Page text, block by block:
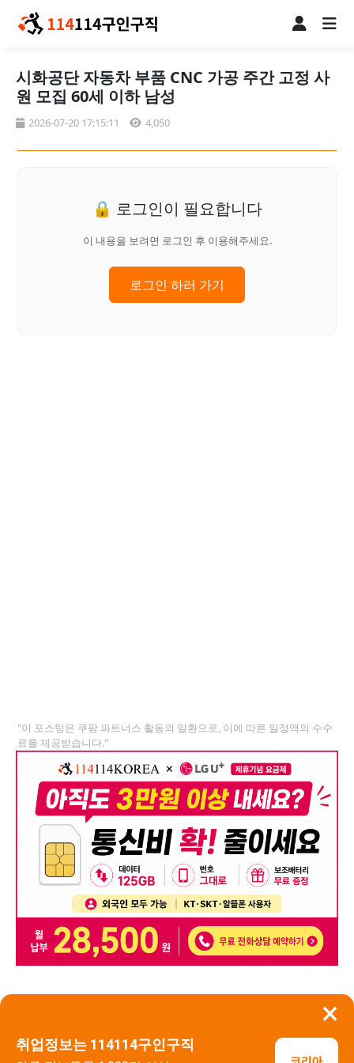
×
취업정보는 114114구인구직
시화공단 자동차 부품 CNC 가공 주간 고정 사
원 모집 60세 이하 남성
2026-07-20 17:15:11 4,050
🔒 로그인이 필요합니다
이 내용을 보려면 로그인 후 이용해주세요.
로그인 하러 가기
"이 포스팅은 쿠팡 파트너스 활동의 일환으로, 이에 따른 일정액의 수수
료를 제공받습니다."